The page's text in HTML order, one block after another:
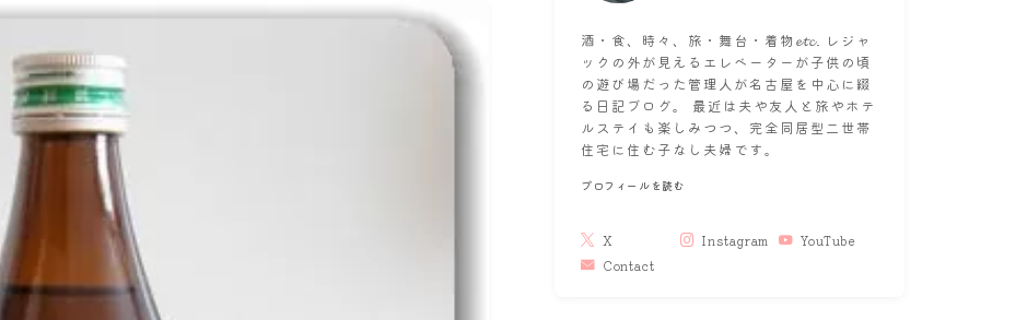
ホテル滞在記
舞台・ライブ
名古屋
ナナちゃん人形
酒・食、時々、旅・舞台・着物𝓮𝓽𝓬. レジャ
ックの外が見えるエレベーターが子供の頃
の遊び場だった管理人が名古屋を中心に綴
る日記ブログ。 最近は夫や友人と旅やホテ
ルステイも楽しみつつ、完全同居型二世帯
住宅に住む子なし夫婦です。
プロフィールを読む
X Instagram
YouTube
Contact